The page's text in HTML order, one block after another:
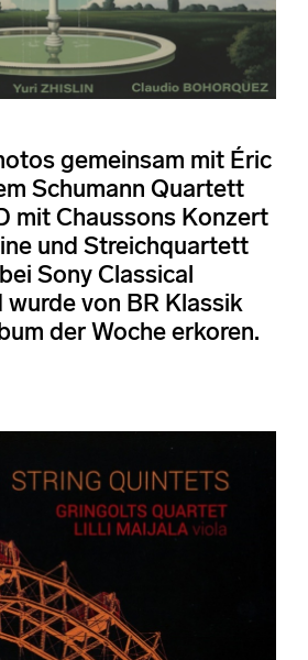
gemeinsam mit Éric
Schumann Quartett
mit Chaussons Konzert
und Streichquartett
Sony Classical
wurde von BR Klassik
der Woche erkoren.